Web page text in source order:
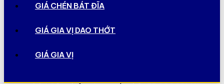
GIÁ CHÉN BÁT ĐĨA
GIÁ GIA VỊ DAO THỚT
GIÁ GIA VỊ